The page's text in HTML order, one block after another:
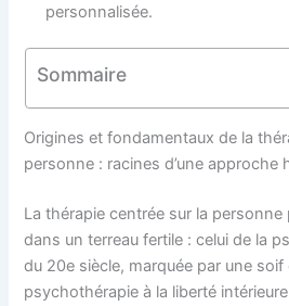
personnalisée.
Sommaire
Origines et fondamentaux de la
personne : racines d’une approche
La thérapie centrée sur la
dans un terreau fertile : celui de la
du 20e siècle, marquée par une soif
psychothérapie à la liberté